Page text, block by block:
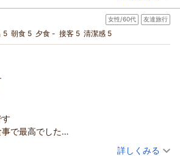
ます。
には､リッチモンドホテル帯広駅前を
幸いでございます。
きる日を心よりお待ち申し上げておりま
（返信日：2026/08/03）
変安堵いたしました。
に快適かつスムーズに移動していただけ
ますので、お役に立てて何よりでござい
リアやYouTubeの視聴機能につきまして
お部屋でのリラックスタイムが楽しいひ
れば、私どもとしてもこれ以上の喜びは
用したい」という温かいお言葉を励み
で心地よくお過ごしいただける空間・サ
はお酒も選べるのは嬉しい。
ばなと思いました。服や使用したタオル
方ないかなと思いますが、声かけるタイ
る朝食です。
でもOKだし、駅近なので車ない人でも訪
いました。夜のご飯もお店が多いので困
泊 (子連れ旅行)
ペシャルウィーク】旅行や出張にもおすすめ♪シ
付-★
ツイン 朝のみ
円(大人一人あたり/税込)
前からの返信
の中からリッチモンドホテル帯広駅前を
族での大切なご旅行にご利用いただきま
ざいます。
を詳しくお寄せいただき、心より御礼申
女性/60代 友達旅行
5 朝食 5 夕食 - 接客 5 清潔感 5
で最高でした
（投稿日：2026/07/27）
詳しくみる